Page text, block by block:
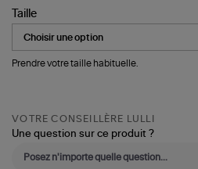
Noir
Taille
Prendre votre taille habituelle.
VOTRE CONSEILLÈRE LULLI
Une question sur ce produit ?